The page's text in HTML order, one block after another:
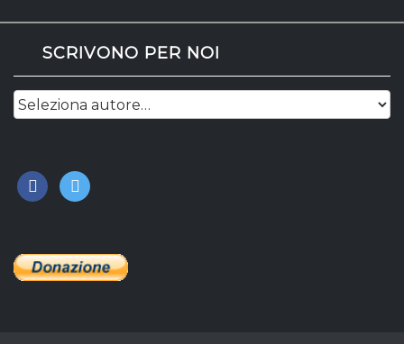
SCRIVONO PER NOI
facebook
twitter